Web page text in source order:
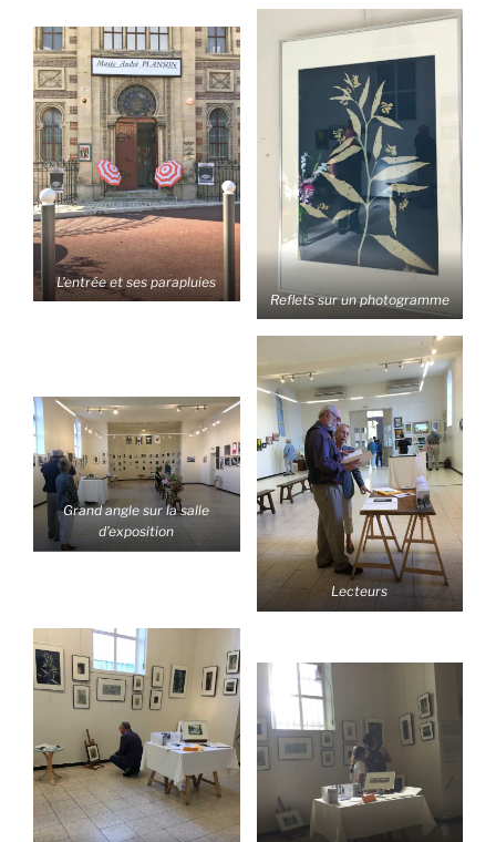
L’entrée et ses parapluies
Reflets sur un photogramme
Grand angle sur la salle
d’exposition
Lecteurs